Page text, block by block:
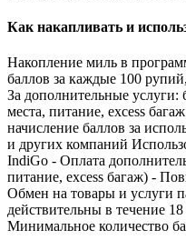
Как накапливать и
Накопление миль в
баллов за каждые 100
За дополнительные услуги:
места, питание, excess
начисление баллов за
и других компаний
IndiGo - Оплата
питание, excess багаж) -
Обмен на товары и услуги
действительны в течение
Минимальное количество